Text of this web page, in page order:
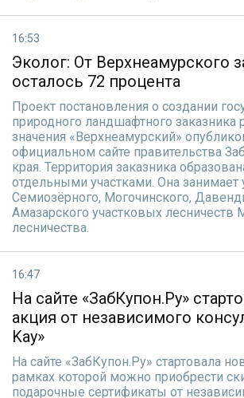
16:53
Эколог: От Верхнеамурского
осталось 72 процента
Проект постановления о создании
природного ландшафтного заказника
значения «Верхнеамурский»
официальном сайте правительства
края. Территория заказника
отдельными участками. Она занимает
Семиозёрного, Могочинского,
Амазарского участковых лесничеств
лесничества.
16:47
На сайте «ЗабКупон.Ру»
акция от независимого
Kay»
На сайте «ЗабКупон.Ру» стартовала
рамках которой можно приобрести
подарочные сертификаты от